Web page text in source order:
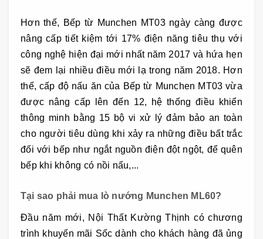
Hơn thế, Bếp từ Munchen MT03 ngày càng được
nâng cấp tiết kiệm tới 17% điện năng tiêu thụ với
công nghệ hiện đại mới nhất năm 2017 và hứa hẹn
sẽ đem lại nhiều điều mới lạ trong năm 2018. Hơn
thế, cấp độ nấu ăn của Bếp từ Munchen MT03 vừa
được nâng cấp lên đến 12, hệ thống điều khiển
thông minh bằng 15 bộ vi xử lý đảm bảo an toàn
cho người tiêu dùng khi xảy ra những điều bất trắc
đối với bếp như ngắt nguồn điện đột ngột, để quên
bếp khi không có nồi nấu,...
Tại sao phải mua lò nướng Munchen ML60?
Đầu năm mới, Nội Thất Kường Thịnh có chương
trình khuyến mãi Sốc dành cho khách hàng đã ủng